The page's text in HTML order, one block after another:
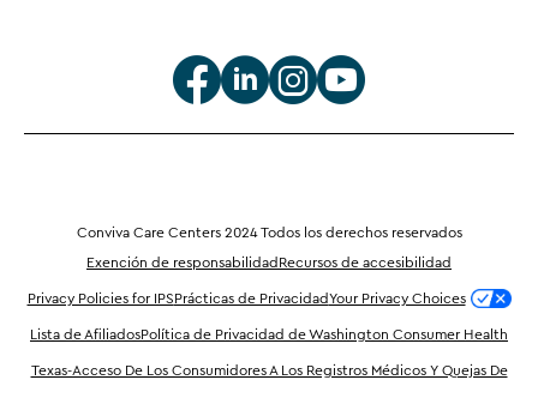
Conviva Care Centers 2024 Todos los derechos reservados
Exención de responsabilidad Recursos de accesibilidad
Privacy Policies for IPSPrácticas de PrivacidadYour Privacy Choices
Lista de AfiliadosPolítica de Privacidad de Washington Consumer Health
Texas-Acceso De Los Consumidores A Los Registros Médicos Y Quejas De